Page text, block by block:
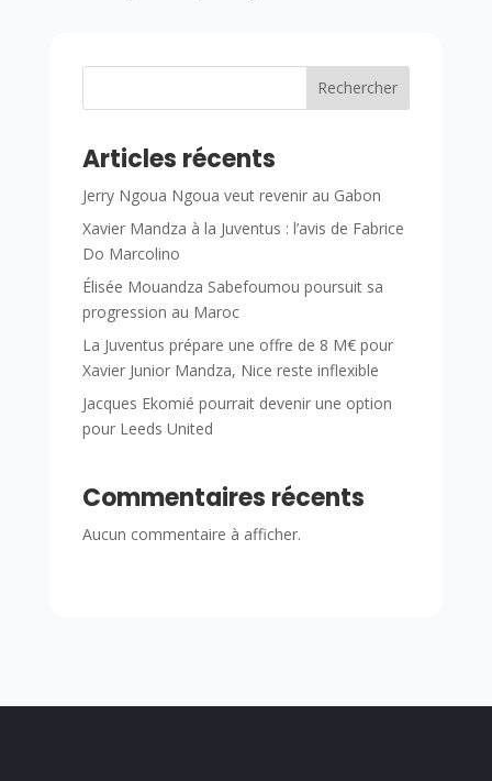
Rechercher
Articles récents
Jerry Ngoua Ngoua veut revenir au Gabon
Xavier Mandza à la Juventus : l’avis de Fabrice
Do Marcolino
Élisée Mouandza Sabefoumou poursuit sa
progression au Maroc
La Juventus prépare une offre de 8 M€ pour
Xavier Junior Mandza, Nice reste inflexible
Jacques Ekomié pourrait devenir une option
pour Leeds United
Commentaires récents
Aucun commentaire à afficher.